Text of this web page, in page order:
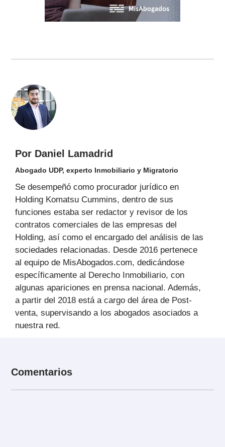
Por Daniel Lamadrid
Abogado UDP, experto Inmobiliario y Migratorio
Se desempeñó como procurador jurídico en
Holding Komatsu Cummins, dentro de sus
funciones estaba ser redactor y revisor de los
contratos comerciales de las empresas del
Holding, así como el encargado del análisis de las
sociedades relacionadas. Desde 2016 pertenece
al equipo de MisAbogados.com, dedicándose
específicamente al Derecho Inmobiliario, con
algunas apariciones en prensa nacional. Además,
a partir del 2018 está a cargo del área de Post-
venta, supervisando a los abogados asociados a
nuestra red.
Comentarios